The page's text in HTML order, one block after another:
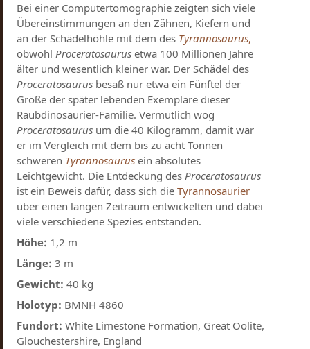
Bei einer Computertomographie zeigten sich viele
Übereinstimmungen an den Zähnen, Kiefern und
an der Schädelhöhle mit dem des Tyrannosaurus,
obwohlProceratosaurus etwa 100 Millionen Jahre
älter und wesentlich kleiner war. Der Schädel des
Proceratosaurus besaß nur etwa ein Fünftel der
Größe der später lebenden Exemplare dieser
Raubdinosaurier-Familie. Vermutlich wog
Proceratosaurus um die 40 Kilogramm, damit war
er im Vergleich mit dem bis zu acht Tonnen
schweren Tyrannosaurus ein absolutes
Leichtgewicht. Die Entdeckung desProceratosaurus
ist ein Beweis dafür, dass sich dieTyrannosaurier
über einen langen Zeitraum entwickelten und dabei
viele verschiedene Spezies entstanden.
Höhe: 1,2 m
Länge:3 m
Gewicht: 40 kg
Holotyp: BMNH 4860
Fundort: White Limestone Formation, Great Oolite,
Glouchestershire, England